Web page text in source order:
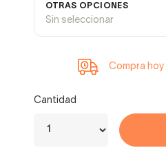
OTRAS OPCIONES
Sin seleccionar
Compra
Cantidad